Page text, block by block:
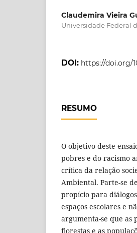
Claudemira Vieira
Universidade Federal
DOI: https://doi.org/
RESUMO
O objetivo deste
pobres e do racismo
crítica da relação
Ambiental. Parte-se
propício para
espaços escolares e
argumenta-se que as
florestas e as